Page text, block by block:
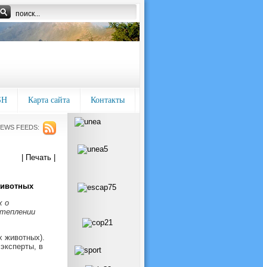
Карта сайта Контакты
FEEDS:
| Печать |
о
животных).
в